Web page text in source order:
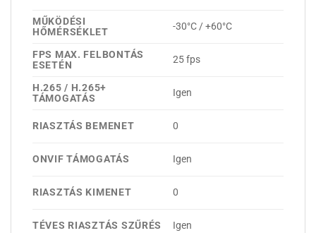
MŰKÖDÉSI
HŐMÉRSÉKLET
-30°C / +60°C
FPS MAX. FELBONTÁS
ESETÉN
25 fps
H.265 / H.265+
TÁMOGATÁS
Igen
RIASZTÁS BEMENET 0
ONVIF TÁMOGATÁS Igen
RIASZTÁS KIMENET 0
TÉVES RIASZTÁS SZŰRÉS Igen